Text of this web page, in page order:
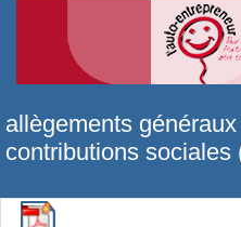
allègements
contributions sociales